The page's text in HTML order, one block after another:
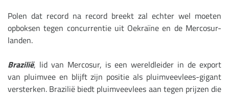
Polen dat record na record breekt zal echter wel moeten
opboksen tegen concurrentie uit Oekraïne en de Mercosur-
landen.
Brazilië, lid van Mercosur, is een wereldleider in de export
van pluimvee en blijft zijn positie als pluimveevlees-gigant
versterken. Brazilië biedt pluimveevlees aan tegen prijzen die